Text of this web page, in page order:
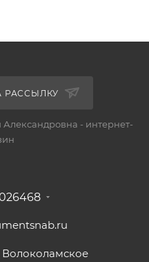
РАССЫЛКУ
- интернет-
Волоколамское